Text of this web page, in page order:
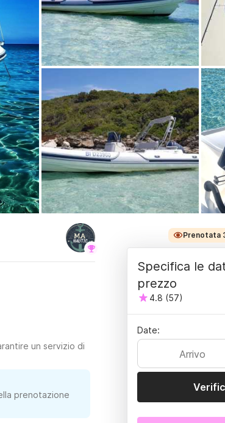
un servizio di
prenotazione
Prenotata
Specifica le
prezzo
4.8 (57)
Date:
Arrivo